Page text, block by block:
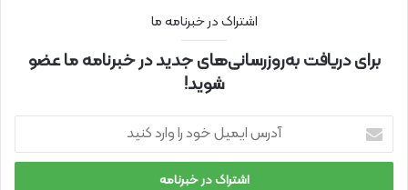
اشتراک در خبرنامه ما
برای دریافت به‌روزرسانی‌های جدید در خبرنامه ما عضو
شوید!
ر